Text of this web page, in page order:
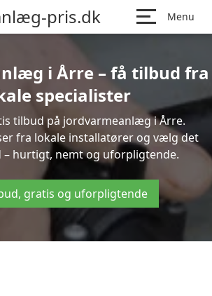
pris.dk Menu
i Årre – få tilbud fra
specialister
tilbud på jordvarmeanlæg i Årre.
fra lokale installatører og vælg det
– hurtigt, nemt og uforpligtende.
gratis og uforpligtende